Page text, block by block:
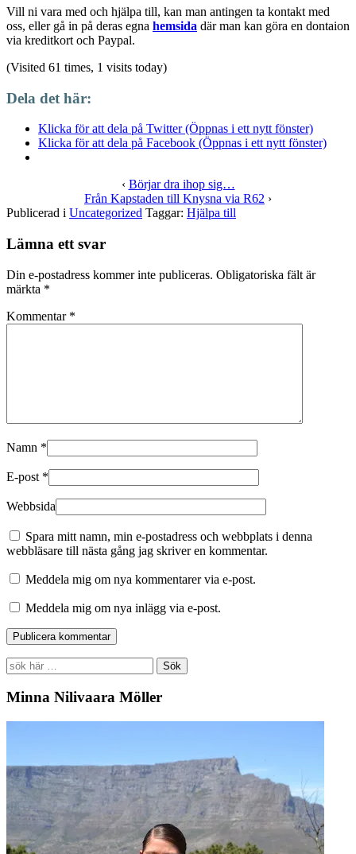
Vill ni vara med och hjälpa till, kan man antingen ta kontakt med
oss, eller gå in på deras egna hemsida där man kan göra en dontaion
via kreditkort och Paypal.
(Visited 61 times, 1 visits today)
Dela det här:
Klicka för att dela på Twitter (Öppnas i ett nytt fönster)
Klicka för att dela på Facebook (Öppnas i ett nytt fönster)
‹ Börjar dra ihop sig…
Från Kapstaden till Knysna via R62 ›
Publicerad i Uncategorized Taggar: Hjälpa till
Lämna ett svar
Din e-postadress kommer inte publiceras. Obligatoriska fält är
märkta *
Kommentar *
Namn *
E-post *
Webbsida
Spara mitt namn, min e-postadress och webbplats i denna
webbläsare till nästa gång jag skriver en kommentar.
Meddela mig om nya kommentarer via e-post.
Meddela mig om nya inlägg via e-post.
Search
for:
Minna Nilivaara Möller